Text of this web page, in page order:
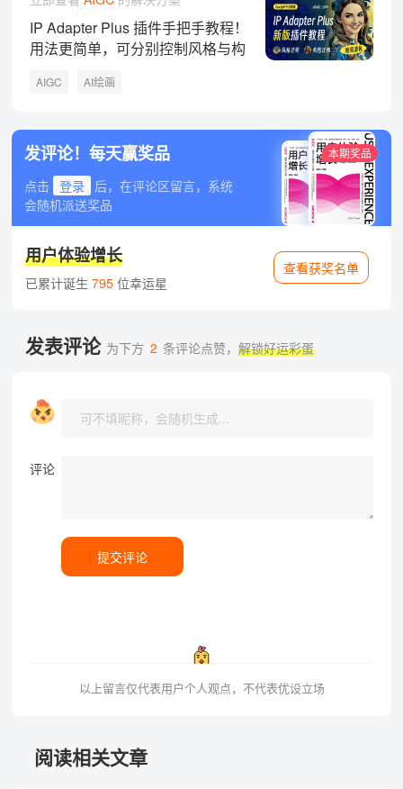
IP Adapter Plus 插件手把手教程！
用法更简单，可分别控制风格与构
AIGC AI绘画
发评论！每天赢奖品
点击 登录
后，在评论区留言，系统
会随机派送奖品
本期奖品
用户体验增长
已累计诞生 795位幸运星
查看获奖名单
发表评论 为下方 2 条评论点赞，解锁好运彩蛋
评论
提交评论
以上留言仅代表用户个人观点，不代表优设立场
阅读相关文章